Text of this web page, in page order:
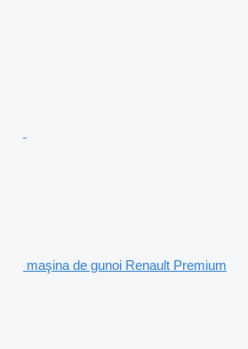
maşina de gunoi Renault Premium